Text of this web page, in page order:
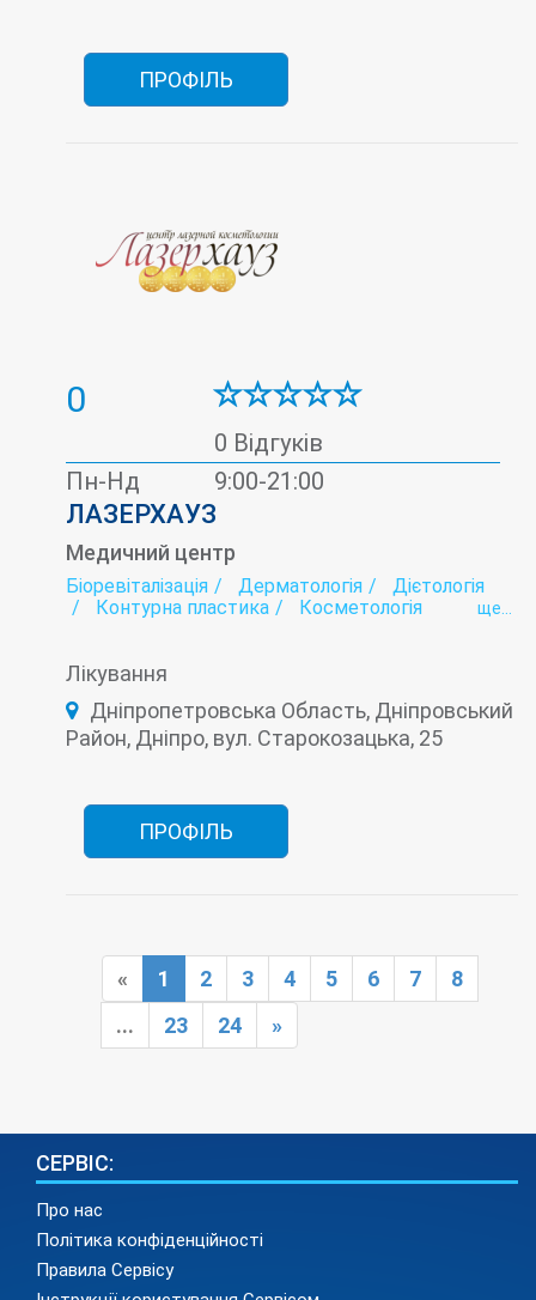
ПРОФІЛЬ
0
0 Відгуків
Пн-Нд
9:00-21:00
ЛАЗЕРХАУЗ
Медичний центр
Біоревіталізація Дерматологія
Дієтологія
Контурна пластика
Косметологія
Тредліфтінг
ще...
Лікування
Дніпропетровська Область, Дніпровський
Район, Дніпро, вул. Старокозацька, 25
ПРОФІЛЬ
« 1 2 3 4 5 6 7
8
...
23 24 »
СЕРВІС:
Про нас
Політика конфіденційності
Правила Сервісу